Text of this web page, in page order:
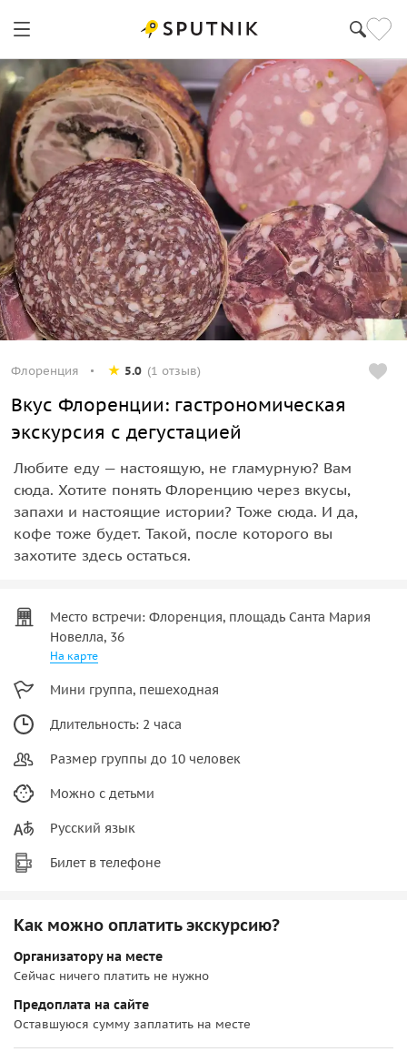
Флоренция 5.0 (1 отзыв)
Вкус Флоренции: гастрономическая
экскурсия с дегустацией
Любите еду — настоящую, не гламурную? Вам
сюда. Хотите понять Флоренцию через вкусы,
запахи и настоящие истории? Тоже сюда. И да,
кофе тоже будет. Такой, после которого вы
захотите здесь остаться.
Место встречи: Флоренция, площадь Санта Мария
Новелла, 36
На карте
Мини группа, пешеходная
Длительность: 2 часа
Размер группы до 10 человек
Можно с детьми
Русский язык
Билет в телефоне
Как можно оплатить экскурсию?
Организатору на месте
Сейчас ничего платить не нужно
Предоплата на сайте
Оставшуюся сумму заплатить на месте